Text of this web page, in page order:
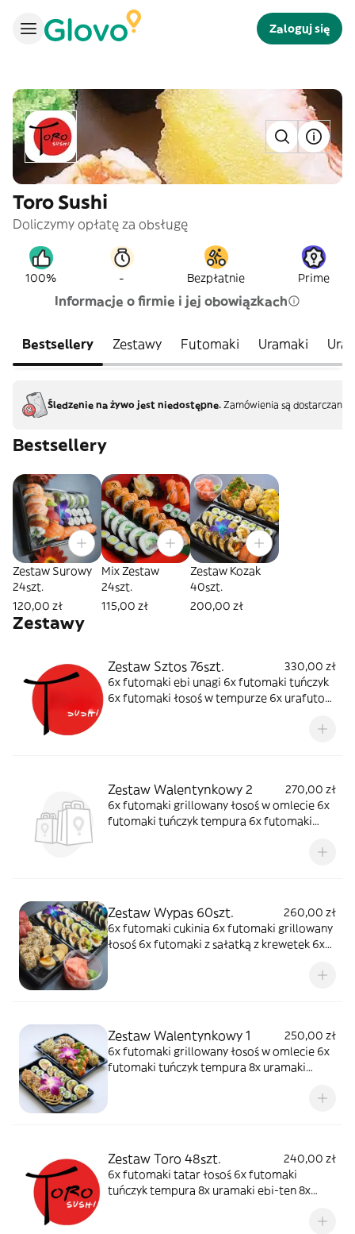
Zaloguj się
Toro Sushi
Doliczymy opłatę za obsługę
100% - Bezpłatnie Prime
Informacje o firmie i jej obowiązkach
Bestsellery Zestawy Futomaki Uramaki
Śledzenie na żywo jest niedostępne. Zamówienia są dostarczane
Bestsellery
Zestaw Surowy
24szt.
120,00 zł
Mix Zestaw
24szt.
115,00 zł
Zestaw Kozak
40szt.
200,00 zł
Zestawy
Zestaw Sztos 76szt.
330,00 zł
6x futomaki ebi unagi 6x futomaki tuńczyk
6x futomaki łosoś w tempurze 6x urafuto
szparag 8x uramaki gravadlax 8x hosomaki
Zestaw Walentynkowy 2
270,00 zł
6x futomaki grillowany łosoś w omlecie 6x
futomaki tuńczyk tempura 6x futomaki
Zestaw Wypas 60szt.
260,00 zł
6x futomaki cukinia 6x futomaki grillowany
łosoś 6x futomaki z sałatką z krewetek 6x
ten 8x uramaki tuńczyk 8x hosomaki surimi
Zestaw Walentynkowy 1
250,00 zł
6x futomaki grillowany łosoś w omlecie 6x
futomaki tuńczyk tempura 8x uramaki
Zestaw Toro 48szt.
240,00 zł
6x futomaki tatar łosoś 6x futomaki
tuńczyk tempura 8x uramaki ebi-ten 8x
łosoś owijany tamago 8x hosomaki tuńczyk